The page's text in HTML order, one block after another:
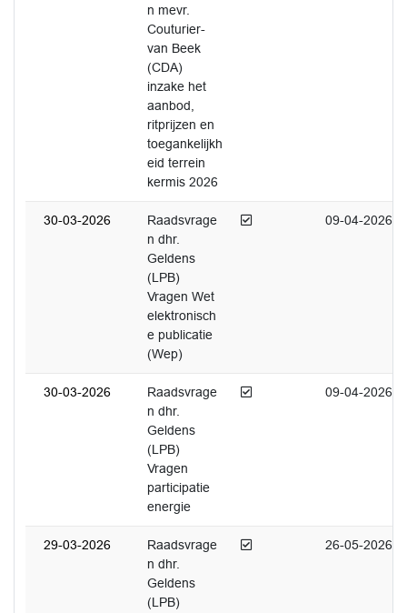
n mevr.
Couturier-
van Beek
(CDA)
inzake het
aanbod,
ritprijzen en
toegankelijkh
eid terrein
kermis 2026
30-03-2026
Raadsvrage
n dhr.
Geldens
(LPB)
Vragen Wet
elektronisch
e publicatie
(Wep)
Afgedaan 09-04-2026
30-03-2026
Raadsvrage
n dhr.
Geldens
(LPB)
Vragen
participatie
energie
Afgedaan 09-04-2026
29-03-2026
Raadsvrage
n dhr.
Geldens
(LPB)
Afgedaan 26-05-2026